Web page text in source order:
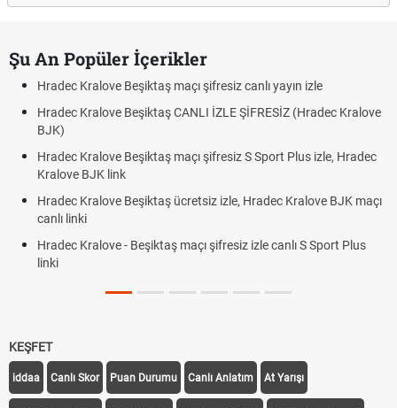
Şu An Popüler İçerikler
Hradec Kralove Beşiktaş maçı şifresiz canlı yayın izle
Hradec Kralove Beşiktaş CANLI İZLE ŞİFRESİZ (Hradec Kralove
BJK)
Hradec Kralove Beşiktaş maçı şifresiz S Sport Plus izle, Hradec
Kralove BJK link
Hradec Kralove Beşiktaş ücretsiz izle, Hradec Kralove BJK maçı
canlı linki
Hradec Kralove - Beşiktaş maçı şifresiz izle canlı S Sport Plus
linki
KEŞFET
iddaa Canlı Skor Puan Durumu Canlı Anlatım At Yarışı